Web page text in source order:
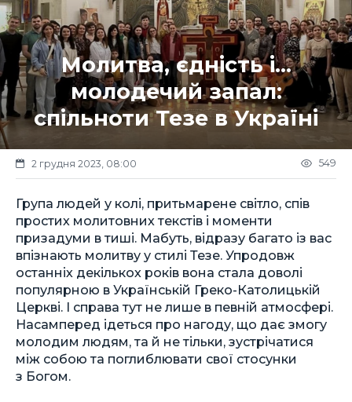
Молитва, єдність і…
молодечий запал:
спільноти Тезе в Україні
2 грудня 2023, 08:00 549
Група людей у колі, притьмарене світло, спів
простих молитовних текстів і моменти
призадуми в тиші. Мабуть, відразу багато із вас
впізнають молитву у стилі Тезе. Упродовж
останніх декількох років вона стала доволі
популярною в Українській Греко-Католицькій
Церкві. І справа тут не лише в певній атмосфері.
Насамперед ідеться про нагоду, що дає змогу
молодим людям, та й не тільки, зустрічатися
між собою та поглиблювати свої стосунки
з Богом.